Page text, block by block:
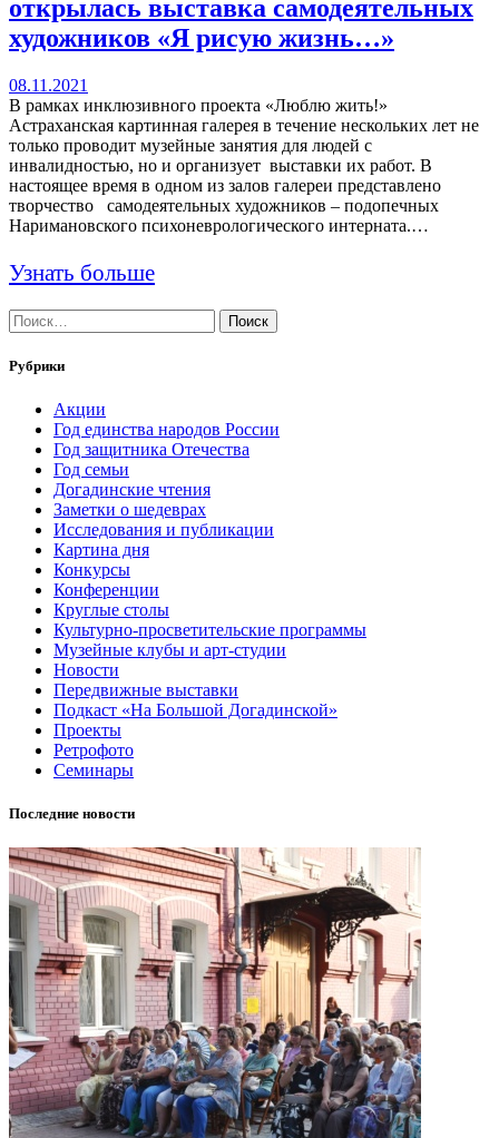
открылась выставка самодеятельных
художников «Я рисую жизнь…»
08.11.2021
В рамках инклюзивного проекта «Люблю жить!»
Астраханская картинная галерея в течение нескольких лет не
только проводит музейные занятия для людей с
инвалидностью, но и организует выставки их работ. В
настоящее время в одном из залов галереи представлено
творчество самодеятельных художников – подопечных
Наримановского психоневрологического интерната.…
Узнать больше
Найти:
Рубрики
Акции
Год единства народов России
Год защитника Отечества
Год семьи
Догадинские чтения
Заметки о шедеврах
Исследования и публикации
Картина дня
Конкурсы
Конференции
Круглые столы
Культурно-просветительские программы
Музейные клубы и арт-студии
Новости
Передвижные выставки
Подкаст «На Большой Догадинской»
Проекты
Ретрофото
Семинары
Последние новости